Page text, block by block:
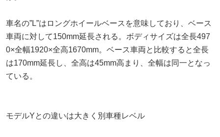
車名の”L”はロングホイールベースを意味しており、ベース
車両に対して150mm延長される。ボディサイズは全長497
0×全幅1920×全高1670mm。ベース車両と比較すると全長
は170mm延長し、全高は45mm高まり、全幅は同一となっ
ている。
モデルYとの違いは大きく別車種レベル